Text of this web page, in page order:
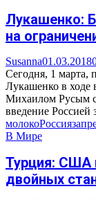
Лукашенко:
на
Susanna01.03.2018
Сегодня, 1 марта,
Лукашенко в ходе
Михаилом Русым
введение Россией
молокоРоссия
В Мире
Турция: США
двойных